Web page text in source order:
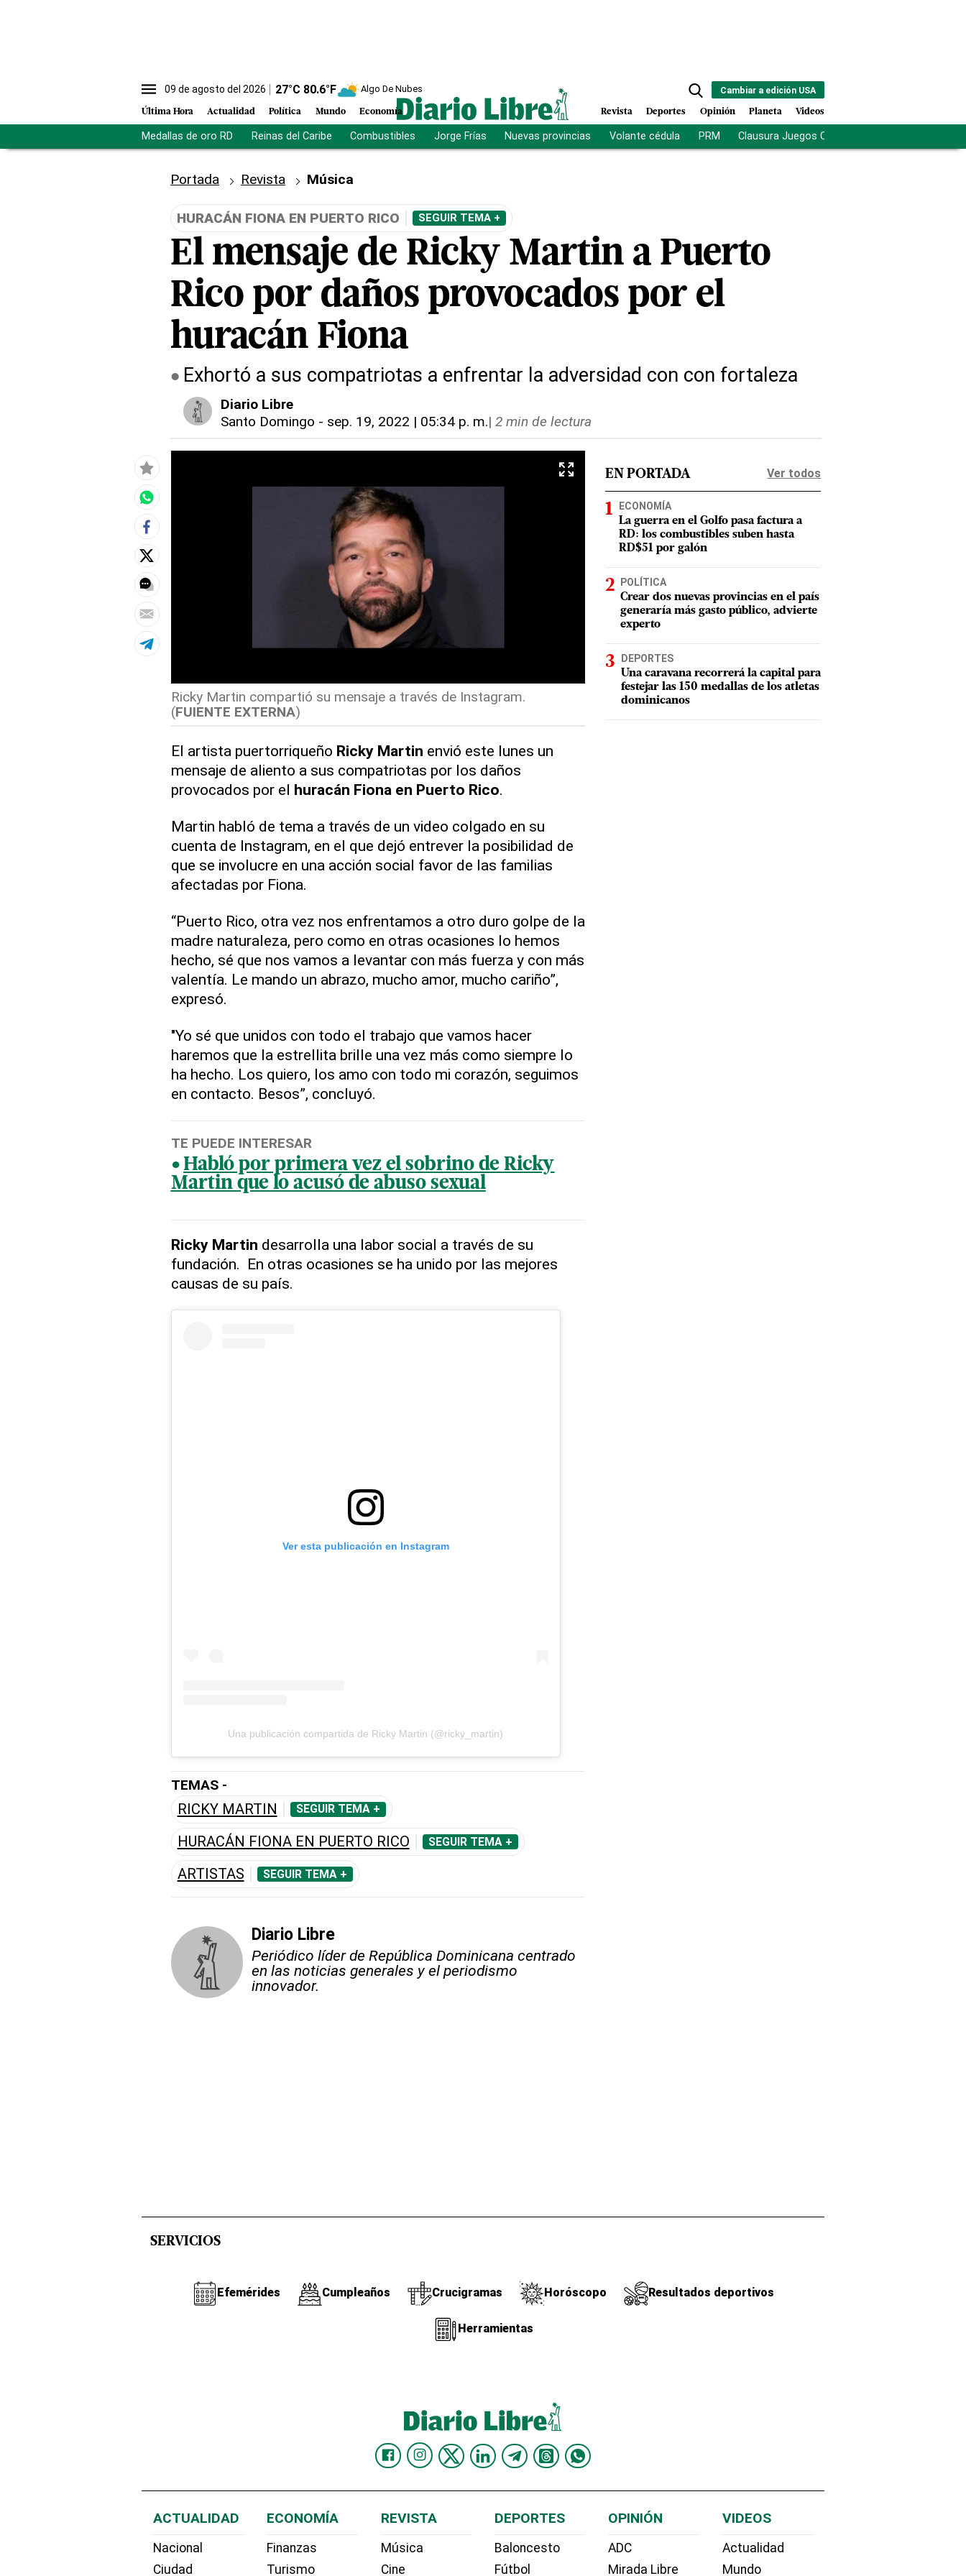
09 de agosto del 2026 27°C 80.6°F Algo De Nubes
Última Hora Actualidad Política Mundo Economía
Cambiar a edición USA
Revista Deportes Opinión Planeta Videos
Medallas de oro RD Reinas del Caribe Combustibles Jorge Frías Nuevas provincias Volante cédula PRM Clausura Juegos Centroamericanos
Portada Revista Música
HURACÁN FIONA EN PUERTO RICO SEGUIR TEMA +
El mensaje de Ricky Martin a Puerto
Rico por daños provocados por el
huracán Fiona
Exhortó a sus compatriotas a enfrentar la adversidad con con fortaleza
Diario Libre
Santo Domingo - sep. 19, 2022 | 05:34 p. m.| 2 min de lectura
Ricky Martin compartió su mensaje a través de Instagram.
(FUIENTE EXTERNA)
El artista puertorriqueño Ricky Martin envió este lunes un
mensaje de aliento a sus compatriotas por los daños
provocados por el huracán Fiona en Puerto Rico.
Martin habló de tema a través de un video colgado en su
cuenta de Instagram, en el que dejó entrever la posibilidad de
que se involucre en una acción social favor de las familias
afectadas por Fiona.
“Puerto Rico, otra vez nos enfrentamos a otro duro golpe de la
madre naturaleza, pero como en otras ocasiones lo hemos
hecho, sé que nos vamos a levantar con más fuerza y con más
valentía. Le mando un abrazo, mucho amor, mucho cariño”,
expresó.
"Yo sé que unidos con todo el trabajo que vamos hacer
haremos que la estrellita brille una vez más como siempre lo
ha hecho. Los quiero, los amo con todo mi corazón, seguimos
en contacto. Besos”, concluyó.
TE PUEDE INTERESAR
Habló por primera vez el sobrino de Ricky
Martin que lo acusó de abuso sexual
Ricky Martin desarrolla una labor social a través de su
fundación. En otras ocasiones se ha unido por las mejores
causas de su país.
Ver esta publicación en Instagram
Una publicación compartida de Ricky Martin (@ricky_martin)
TEMAS -
RICKY MARTIN SEGUIR TEMA +
HURACÁN FIONA EN PUERTO RICO SEGUIR TEMA +
ARTISTAS SEGUIR TEMA +
Diario Libre
Periódico líder de República Dominicana centrado
en las noticias generales y el periodismo
innovador.
EN PORTADA Ver todos
ECONOMÍA
La guerra en el Golfo pasa factura a
RD: los combustibles suben hasta
RD$51 por galón
POLÍTICA
Crear dos nuevas provincias en el país
generaría más gasto público, advierte
experto
DEPORTES
Una caravana recorrerá la capital para
festejar las 150 medallas de los atletas
dominicanos
SERVICIOS
Efemérides Cumpleaños Crucigramas Horóscopo Resultados deportivos
Herramientas
ACTUALIDAD
Nacional
Ciudad
ECONOMÍA
Finanzas
Turismo
REVISTA
Música
Cine
DEPORTES
Baloncesto
Fútbol
OPINIÓN
ADC
Mirada Libre
VIDEOS
Actualidad
Mundo